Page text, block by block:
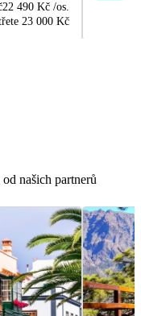
22 490 Kč /os.
23 000 Kč
našich partnerů